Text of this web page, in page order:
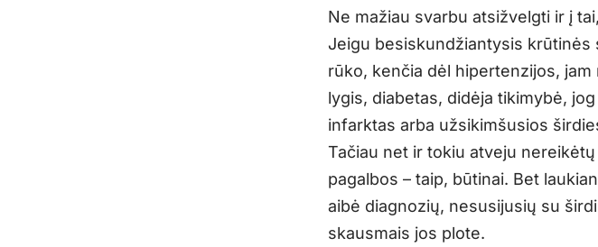
Ne mažiau svarbu atsižvelgti ir į
Jeigu besiskundžiantysis
rūko, kenčia dėl hipertenzijos,
lygis, diabetas, didėja tikimybė,
infarktas arba užsikimšusios
Tačiau net ir tokiu atveju
pagalbos – taip, būtinai. Bet
aibė diagnozių, nesusijusių su
skausmais jos plote.